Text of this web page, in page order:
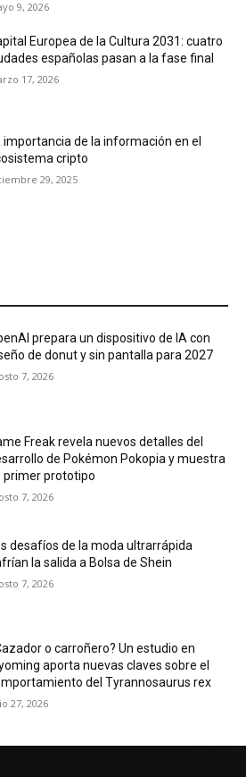
9, 2026
Europea de la Cultura 2031: cuatro
españolas pasan a la fase final
17, 2026
importancia de la información en el
cripto
29, 2025
prepara un dispositivo de IA con
de donut y sin pantalla para 2027
7, 2026
Freak revela nuevos detalles del
de Pokémon Pokopia y muestra
primer prototipo
7, 2026
desafíos de la moda ultrarrápida
la salida a Bolsa de Shein
7, 2026
o carroñero? Un estudio en
aporta nuevas claves sobre el
del Tyrannosaurus rex
27, 2026